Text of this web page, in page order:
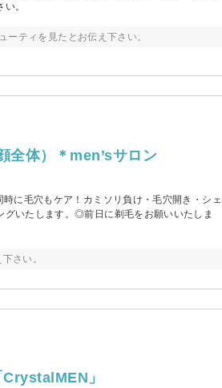
。
ティを見たとお伝え下さい。
全体）＊men’sサロン
に毛穴もケア！カミソリ負け・毛穴開き・シェ
いたします。◎前日に剃毛をお願いいたしま
さい。
」